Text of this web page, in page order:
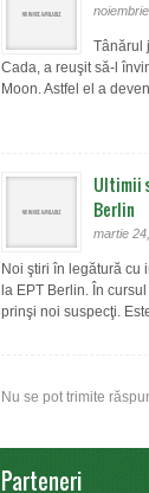
Tânărul
Cada, a reuşit să-l
Moon. Astfel el a
Ultimii
Berlin
martie
Noi ştiri în legătură cu
la EPT Berlin. În
prinşi noi suspecţi.
Nu se pot trimite
Parteneri